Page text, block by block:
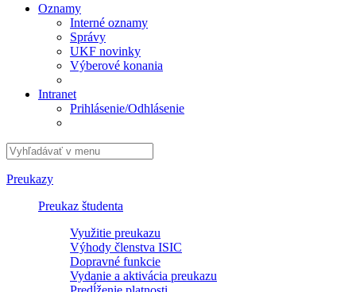
Oznamy
Interné oznamy
Správy
UKF novinky
Výberové konania
Intranet
Prihlásenie/Odhlásenie
Preukazy
Preukaz študenta
Využitie preukazu
Výhody členstva ISIC
Dopravné funkcie
Vydanie a aktivácia preukazu